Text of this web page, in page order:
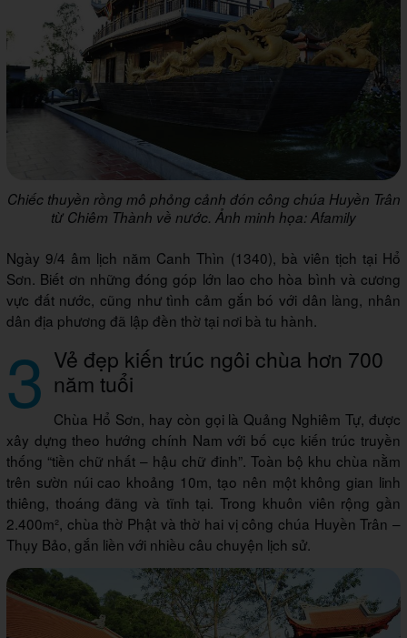
Chiếc thuyền rồng mô phỏng cảnh đón công chúa Huyền Trân
từ Chiêm Thành về nước. Ảnh minh họa: Afamily
Ngày 9/4 âm lịch năm Canh Thìn (1340), bà viên tịch tại Hổ
Sơn. Biết ơn những đóng góp lớn lao cho hòa bình và cương
vực đất nước, cũng như tình cảm gắn bó với dân làng, nhân
dân địa phương đã lập đền thờ tại nơi bà tu hành.
3 Vẻ đẹp kiến trúc ngôi chùa hơn 700
năm tuổi
Chùa Hổ Sơn, hay còn gọi là Quảng Nghiêm Tự, được
xây dựng theo hướng chính Nam với bố cục kiến trúc truyền
thống “tiền chữ nhất – hậu chữ đinh”. Toàn bộ khu chùa nằm
trên sườn núi cao khoảng 10m, tạo nên một không gian linh
thiêng, thoáng đãng và tĩnh tại. Trong khuôn viên rộng gần
2.400m², chùa thờ Phật và thờ hai vị công chúa Huyền Trân –
Thụy Bảo, gắn liền với nhiều câu chuyện lịch sử.